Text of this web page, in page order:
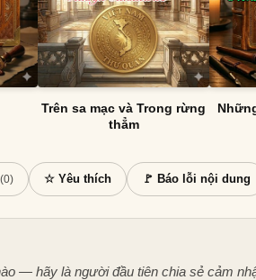
Trên sa mạc và Trong rừng
thẳm
(0) ☆ Yêu thích 🚩 Báo lỗi nội dung
— hãy là người đầu tiên chia sẻ cảm